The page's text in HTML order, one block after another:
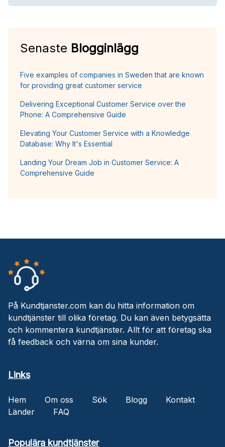
Senaste Blogginlägg
Five examples of companies in Sweden that are known
for providing great customer service
Delivering Exceptional Customer Service over the
Phone: A Comprehensive Guide
Elevating Your Customer Service with a Knowledge
Database: Why It's Essential
Landing Your Dream Job in Customer Service: A
Comprehensive Guide
På Kundtjanster.com kan du hitta information om
kundtjänster till olika företag. Du kan även betygsätta
och kommentera kundtjänster. Allt för att företag ska
få feedback och värna om sina kunder.
Links
Hem Om oss Sök Blogg
Kontakt
Länder
FAQ
Populära kundtjänster